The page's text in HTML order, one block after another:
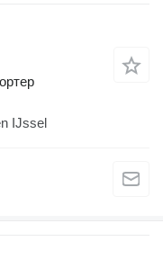
IJssel